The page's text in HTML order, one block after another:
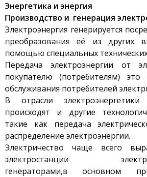
Энергетика и энергия
Производство и генерация
Электроэнергия генерируется
преобразования её из других
помощью специальных технических
Передача электроэнергии от
покупателю (потребителям) это
обслуживания потребителей
В отрасли
происходят и другие
такие как передача
распределение электроэнергии.
Электричество чаще всего
электростанции
генераторами,в основном